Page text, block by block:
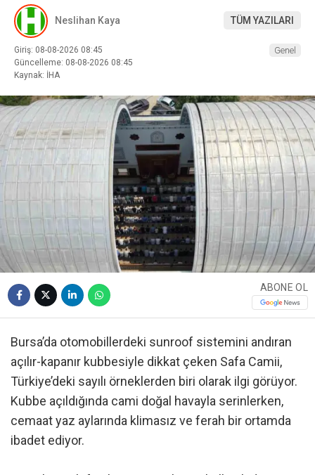
Neslihan Kaya TÜM YAZILARI
Giriş: 08-08-2026 08:45
Güncelleme: 08-08-2026 08:45
Kaynak: İHA
Genel
ABONE OL
Bursa’da otomobillerdeki sunroof sistemini andıran
açılır-kapanır kubbesiyle dikkat çeken Safa Camii,
Türkiye’deki sayılı örneklerden biri olarak ilgi görüyor.
Kubbe açıldığında cami doğal havayla serinlerken,
cemaat yaz aylarında klimasız ve ferah bir ortamda
ibadet ediyor.